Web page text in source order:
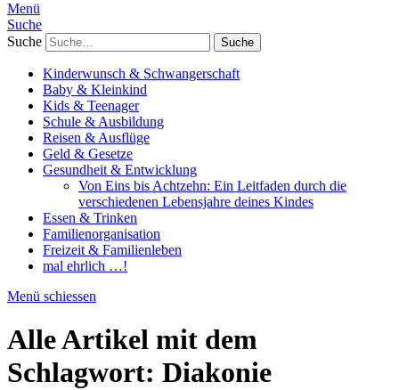
Menü
Suche
Suche
Kinderwunsch & Schwangerschaft
Baby & Kleinkind
Kids & Teenager
Schule & Ausbildung
Reisen & Ausflüge
Geld & Gesetze
Gesundheit & Entwicklung
Von Eins bis Achtzehn: Ein Leitfaden durch die
verschiedenen Lebensjahre deines Kindes
Essen & Trinken
Familienorganisation
Freizeit & Familienleben
mal ehrlich …!
Menü schiessen
Alle Artikel mit dem
Schlagwort: Diakonie